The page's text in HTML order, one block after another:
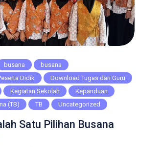
busana
busana
Didik
Download Tugas dari Guru
Kegiatan Sekolah
Kepanduan
(TB)
TB Uncategorized
Satu Pilihan Busana